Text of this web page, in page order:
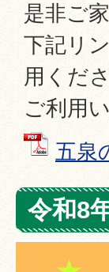
是非ご
下記リ
用くだ
ご利用
五泉
令和8